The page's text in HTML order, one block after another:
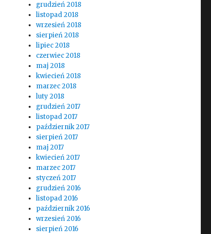
grudzień 2018
listopad 2018
wrzesień 2018
sierpień 2018
lipiec 2018
czerwiec 2018
maj 2018
kwiecień 2018
marzec 2018
luty 2018
grudzień 2017
listopad 2017
październik 2017
sierpień 2017
maj 2017
kwiecień 2017
marzec 2017
styczeń 2017
grudzień 2016
listopad 2016
październik 2016
wrzesień 2016
sierpień 2016